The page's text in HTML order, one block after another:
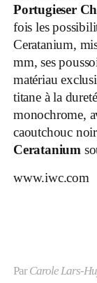
Portugieser
fois les
Ceratanium,
mm, ses
matériau
titane à la
monochrome,
caoutchouc
Ceratanium
www.iwc.com
ParCarole Lars-